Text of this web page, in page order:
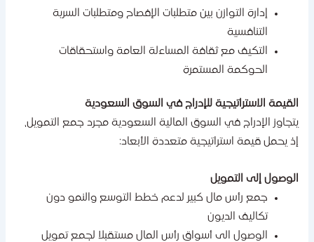
إدارة التوازن بين متطلبات الإفصاح ومتطلبات السرية
التنافسية
التكيف مع ثقافة المساءلة العامة واستحقاقات
الحوكمة المستمرة
الاستراتيجية للإدراج في السوق السعودية
الإدراج في السوق المالية السعودية مجرد جمع التمويل،
يحمل قيمة استراتيجية متعددة الأبعاد:
إلى التمويل
جمع رأس مال كبير لدعم خطط التوسع والنمو دون
تكاليف الديون
الوصول الى أسواق رأس المال مستقبلا لجمع تمويل